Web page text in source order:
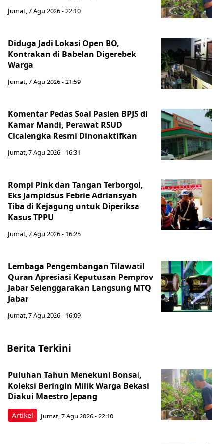
Jumat, 7 Agu 2026 - 22:10
Diduga Jadi Lokasi Open BO,
Kontrakan di Babelan Digerebek
Warga
Jumat, 7 Agu 2026 - 21:59
Komentar Pedas Soal Pasien BPJS di
Kamar Mandi, Perawat RSUD
Cicalengka Resmi Dinonaktifkan
Jumat, 7 Agu 2026 - 16:31
Rompi Pink dan Tangan Terborgol,
Eks Jampidsus Febrie Adriansyah
Tiba di Kejagung untuk Diperiksa
Kasus TPPU
Jumat, 7 Agu 2026 - 16:25
Lembaga Pengembangan Tilawatil
Quran Apresiasi Keputusan Pemprov
Jabar Selenggarakan Langsung MTQ
Jabar
Jumat, 7 Agu 2026 - 16:09
Berita Terkini
Artikel
Puluhan Tahun Menekuni Bonsai,
Koleksi Beringin Milik Warga Bekasi
Diakui Maestro Jepang
Jumat, 7 Agu 2026 - 22:10